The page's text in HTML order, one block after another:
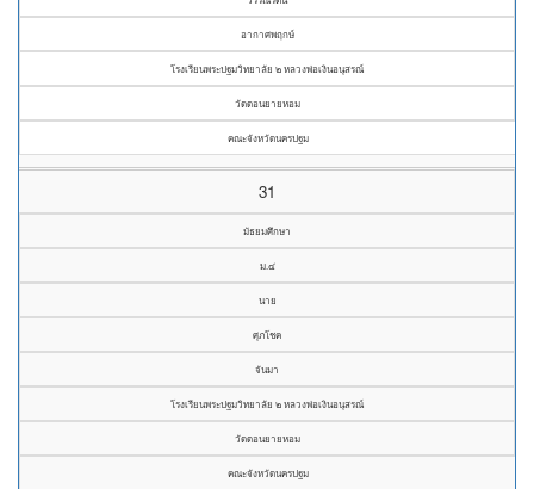
อากาศพฤกษ์
โรงเรียนพระปฐมวิทยาลัย ๒ หลวงพ่อเงินอนุสรณ์
วัดดอนยายหอม
คณะจังหวัดนครปฐม
31
มัธยมศึกษา
ม.๔
นาย
ศุภโชค
จันมา
โรงเรียนพระปฐมวิทยาลัย ๒ หลวงพ่อเงินอนุสรณ์
วัดดอนยายหอม
คณะจังหวัดนครปฐม